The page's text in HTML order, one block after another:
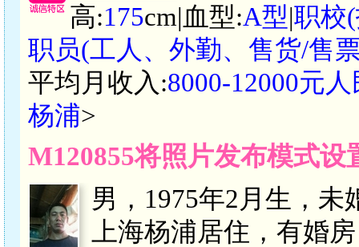
高:175cm|血型:A型|职校
职员(工人、外勤、售货/售
平均月收入:8000-12000元
杨浦>
M120855将照片发布模式
男，1975年2月生，
上海杨浦居住，有婚